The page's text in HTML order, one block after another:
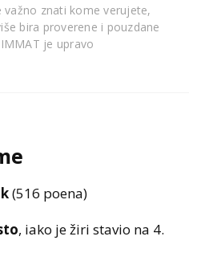
važno znati kome verujete,
bira proverene i pouzdane
je upravo
(516 poena)
, iako je žiri stavio na 4.